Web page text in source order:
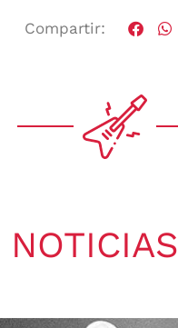
Compartir:
NOTICIAS